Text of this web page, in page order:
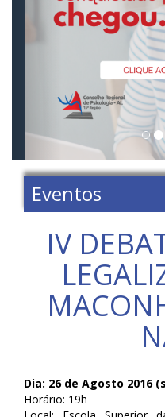
Eventos
IV
Dia: 26 de Agosto 2016
Horário: 19h